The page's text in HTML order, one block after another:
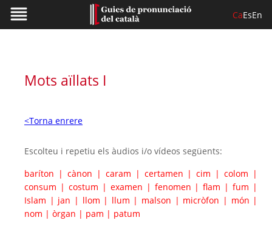
CaEsEn
Mots aïllats I
<Torna enrere
Escolteu i repetiu els àudios i/o vídeos següents:
baríton | cànon | caram | certamen |cim |colom |
consum | costum | examen | fenomen |flam |fum |
Islam | jan | llom | llum | malson | micròfon | món |
nom | òrgan | pam | patum